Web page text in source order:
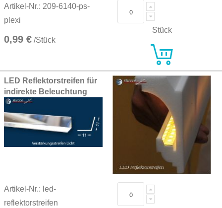
Artikel-Nr.: 209-6140-ps-
plexi
0,99 € /Stück
Stück
LED Reflektorstreifen für
indirekte Beleuchtung
Artikel-Nr.: led-
reflektorstreifen